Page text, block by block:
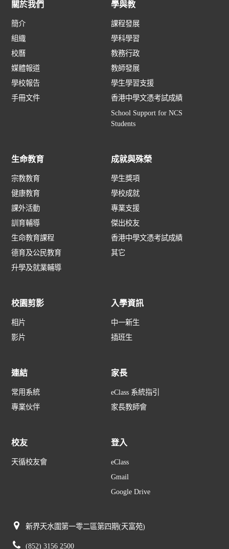
關於我們
簡介
組織
校曆
媒體報道
學校報告
手冊文件
學與教
課程發展
學科學習
教務行政
教師發展
學生學習支援
香港中學文憑考試成績
School Support for NCS
Students
生命教育
宗教教育
健康教育
課外活動
訓育輔導
生命教育課程
德育及公民教育
升學及就業輔導
成就與殊榮
學生獎項
學校成就
專業支援
傑出校友
香港中學文憑考試成績
其它
校園剪影
相片
影片
入學資訊
中一新生
插班生
連結
常用系統
專業伙伴
家長
eClass 系統指引
家長教師會
校友
天循校友會
登入
eClass
Gmail
Google Drive
新界天水圍第一零二區第四期(天富苑)
(852) 3156 2500